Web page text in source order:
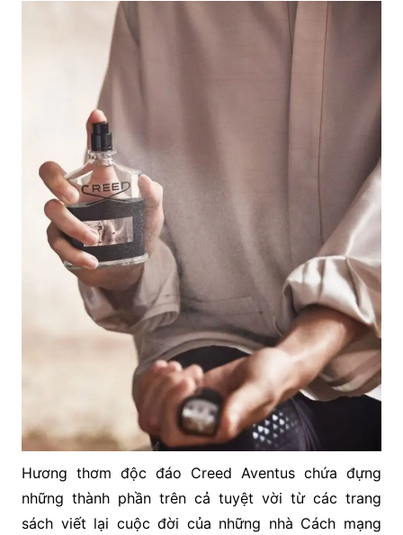
Hương thơm độc đáo Creed Aventus chứa đựng
những thành phần trên cả tuyệt vời từ các trang
sách viết lại cuộc đời của những nhà Cách mạng